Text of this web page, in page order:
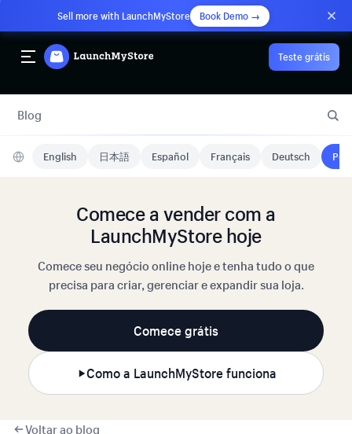
Sell more with LaunchMyStore Book Demo →
Teste grátis
Blog
English 日本語 Español Français Deutsch
Comece a vender com a
LaunchMyStore hoje
Comece seu negócio online hoje e tenha tudo o que
precisa para criar, gerenciar e expandir sua loja.
Comece grátis
Como a LaunchMyStore funciona
Voltar ao blog